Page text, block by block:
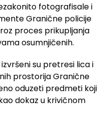
fotografisale i
Granične policije
proces prikupljanja
osumnjičenih.
su pretresi lica i
prostorija Granične
oduzeti predmeti koji
dokaz u krivičnom